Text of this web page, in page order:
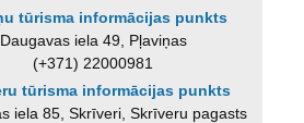
tūrisma informācijas punkts
Daugavas iela 49, Pļaviņas
(+371) 22000981
tūrisma informācijas punkts
iela 85, Skrīveri, Skrīveru pagasts